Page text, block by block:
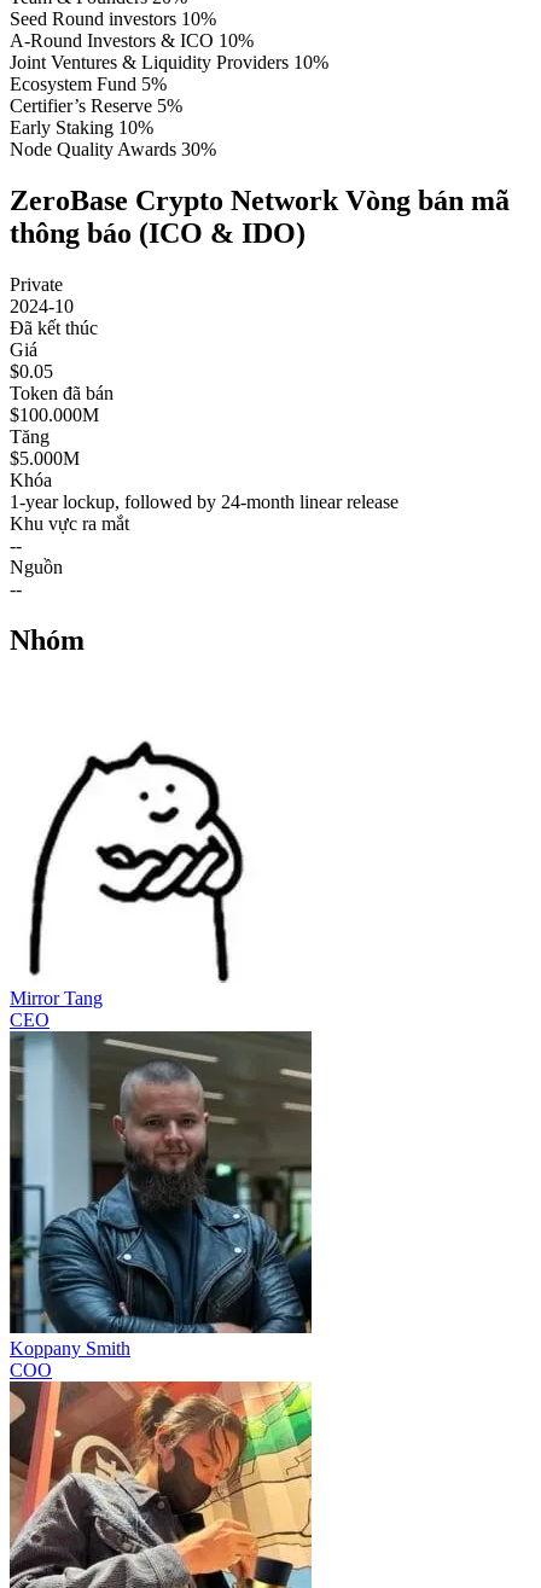
Seed Round investors 10%
A-Round Investors & ICO 10%
Joint Ventures & Liquidity Providers 10%
Ecosystem Fund 5%
Certifier’s Reserve 5%
Early Staking 10%
Node Quality Awards 30%
ZeroBase Crypto Network Vòng bán mã
thông báo (ICO & IDO)
Private
2024-10
Đã kết thúc
Giá
$0.05
Token đã bán
$100.000M
Tăng
$5.000M
Khóa
1-year lockup, followed by 24-month linear release
Khu vực ra mắt
--
Nguồn
--
Nhóm
Mirror Tang
CEO
Koppany Smith
COO